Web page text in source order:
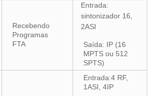
Recebendo
Programas
FTA
Entrada:
sintonizador 16,
2ASI
Saída: IP (16
MPTS ou 512
SPTS)
Entrada:4 RF,
1ASI, 4IP